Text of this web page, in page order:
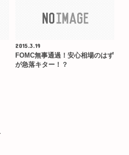
2015.3.19
FOMC無事通過！安心相場のはず
が急落キター！？